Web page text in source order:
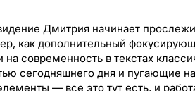
Дмитрия начинает
как дополнительный
на современность в текстах
сегодняшнего дня и пугающие
— все это тут есть, и